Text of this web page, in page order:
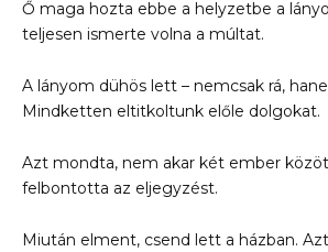
Ő maga hozta ebbe a helyzetbe a
teljesen ismerte volna a múltat.
A lányom dühös lett – nemcsak rá,
Mindketten eltitkoltunk előle dolgokat.
Azt mondta, nem akar két ember
felbontotta az eljegyzést.
Miután elment, csend lett a házban.